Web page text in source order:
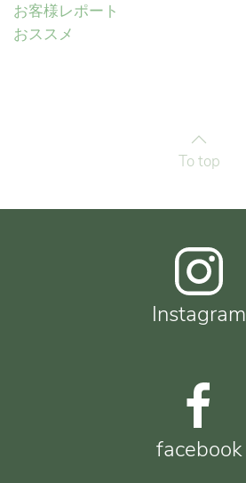
お客様レポート
おススメ
To top
Instagram
facebook